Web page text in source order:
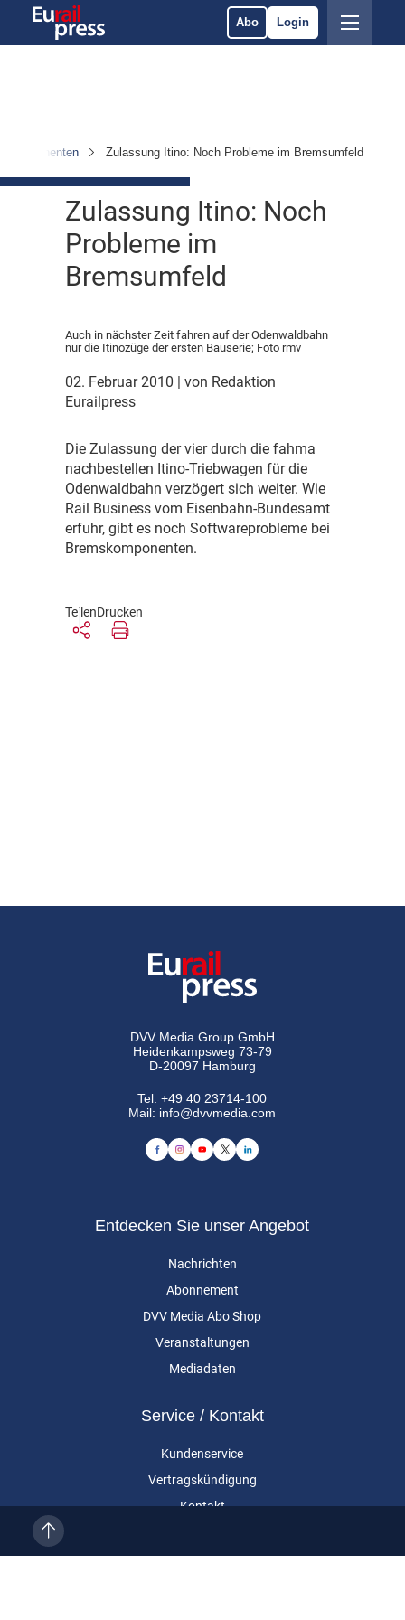
Abo Login
Komponenten Zulassung Itino: Noch Probleme im Bremsumfeld
Zulassung Itino: Noch
Probleme im
Bremsumfeld
Auch in nächster Zeit fahren auf der Odenwaldbahn
nur die Itinozüge der ersten Bauserie; Foto rmv
02. Februar 2010
| von Redaktion
Eurailpress
Die Zulassung der vier durch die fahma
nachbestellen Itino-Triebwagen für die
Odenwaldbahn verzögert sich weiter. Wie
Rail Business vom Eisenbahn-Bundesamt
erfuhr, gibt es noch Softwareprobleme bei
Bremskomponenten.
TeilenDrucken
DVV Media Group GmbH
Heidenkampsweg 73-79
D-20097 Hamburg
Tel:+49 40 23714-100
Mail: info@dvvmedia.com
Entdecken Sie unser Angebot
Nachrichten
Abonnement
DVV Media Abo Shop
Veranstaltungen
Mediadaten
Service / Kontakt
Kundenservice
Vertragskündigung
Kontakt